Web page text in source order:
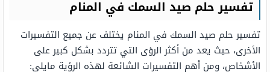
تفسير حلم صيد السمك في المنام
تفسير حلم صيد السمك في المنام يختلف عن جميع التفسيرات
الأخرى، حيث يعد من أكثر الرؤى التي تتردد بشكل كبير على
الأشخاص، ومن أهم التفسيرات الشائعة لهذه الرؤية مايلي: